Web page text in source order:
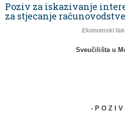
Poziv za iskazivanje
za stjecanje
Ekonomski
Sveučilišta u
- P O Z I V